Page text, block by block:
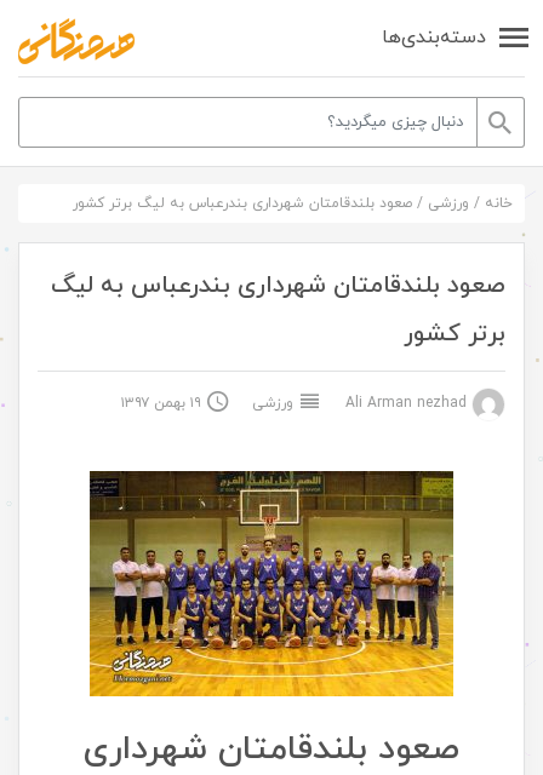
دسته‌بندی‌ها
خانه / ورزشی / صعود بلندقامتان شهرداری بندرعباس به لیگ برتر کشور
صعود بلندقامتان شهرداری بندرعباس به لیگ
برتر کشور
ورزشی ۱۹ بهمن ۱۳۹۷
صعود بلندقامتان شهرداری